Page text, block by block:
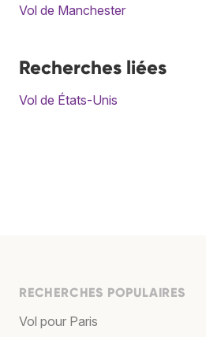
Vol de Manchester
Recherches liées
Vol de États-Unis
RECHERCHES POPULAIRES
Vol pour Paris